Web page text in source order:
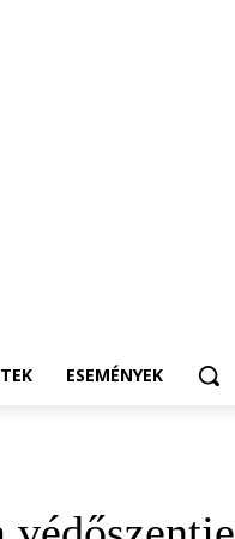
ESEMÉNYEK